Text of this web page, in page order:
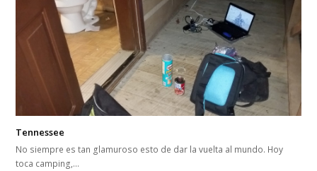
Tennessee
No siempre es tan glamuroso esto de dar la vuelta al mundo. Hoy
toca camping,…